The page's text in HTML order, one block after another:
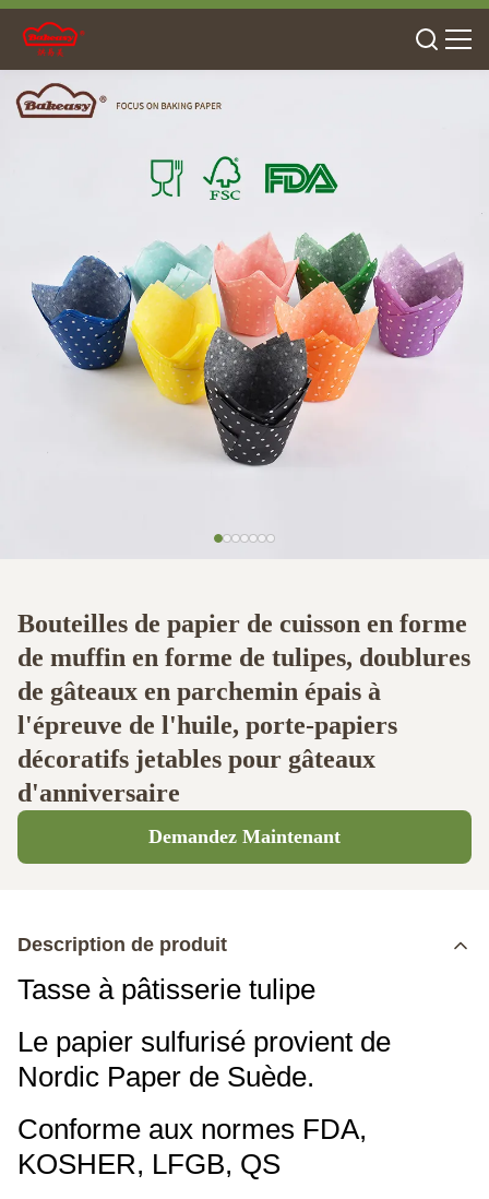
Bouteilles de papier de cuisson en forme
de muffin en forme de tulipes, doublures
de gâteaux en parchemin épais à
l'épreuve de l'huile, porte-papiers
décoratifs jetables pour gâteaux
d'anniversaire
Demandez Maintenant
Description de produit
Tasse à pâtisserie tulipe
Le papier sulfurisé provient de
Nordic Paper de Suède.
Conforme aux normes FDA,
KOSHER, LFGB, QS